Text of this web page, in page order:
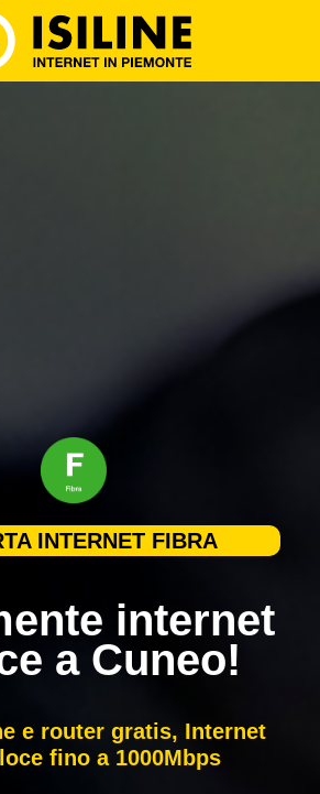
INTERNET FIBRA
internet
a Cuneo!
e router gratis, Internet
fino a 1000Mbps